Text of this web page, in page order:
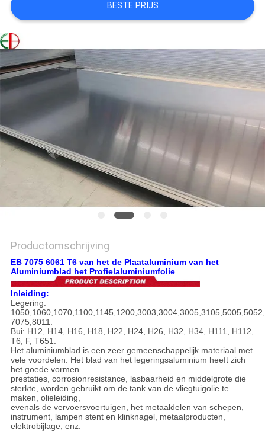
SITEMAP
PRIVACYBELEID
BESTE PRIJS
Productomschrijving
EB 7075 6061 T6 van het de Plaataluminium van het
Aluminiumblad het Profielaluminiumfolie
Inleiding:
Legering:
7075,8011.
Bui: H12, H14, H16, H18, H22, H24, H26, H32, H34, H111, H112,
T6, F, T651.
Het aluminiumblad is een zeer gemeenschappelijk materiaal met
vele voordelen. Het blad van het legeringsaluminium heeft zich
het goede vormen
prestaties, corrosionresistance, lasbaarheid en middelgrote die
sterkte, worden gebruikt om de tank van de vliegtuigolie te
maken, olieleiding,
evenals de vervoersvoertuigen, het metaaldelen van schepen,
instrument, lampen stent en klinknagel, metaalproducten,
elektrobijlage, enz.